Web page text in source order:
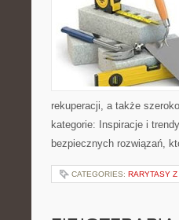
rekuperacji, a także
kategorie: Inspiracje i
bezpiecznych rozwiązań,
CATEGORIES: RARYTASY